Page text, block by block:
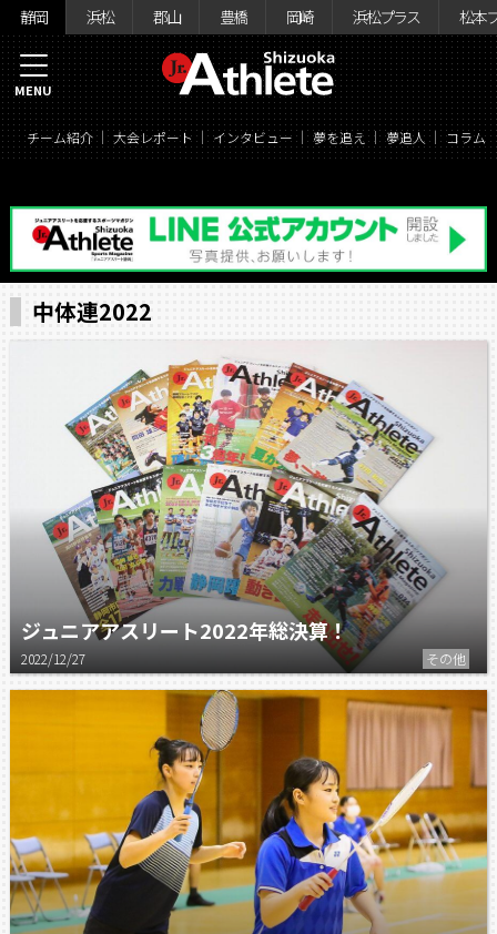
静岡 浜松 郡山 豊橋 岡崎 浜松プラス 松本
チーム紹介 大会レポート インタビュー 夢を追え 夢追人 コラム
MENU
中体連2022
ジュニアアスリート2022年総決算！
2022/12/27 その他